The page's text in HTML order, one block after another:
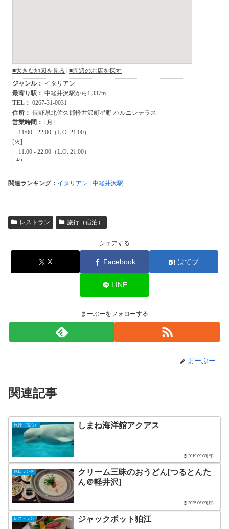
関連ランキング： イタリアン | 中軽井沢駅
レストラン 旅行（宿泊）
シェアする
X Facebook はてブ
LINE
まーぶーをフォローする
まーぶー
関連記事
旅行（宿泊） しまね海洋館アクアス
2019.09.08(日)
休日ランチ
クリーム三昧のおうどん[つるとんた
ん＠軽井沢]
2025.06.09(月)
レストラン ジャックポット狛江